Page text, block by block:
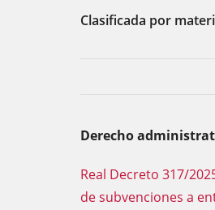
Clasificada por
Derecho
Real Decreto 317/
de subvenciones a